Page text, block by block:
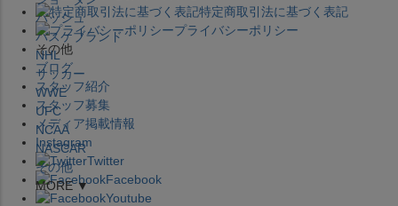
特定商取引法に基づく表記
プライバシーポリシー
その他
ブログ
スタッフ紹介
スタッフ募集
メディア掲載情報
Instagram
Twitter
Facebook
Youtube
バッシュ
バスケブランド
NHL
サッカー
WWE
UFC
NCAA
NASCAR
その他
MORE ▼